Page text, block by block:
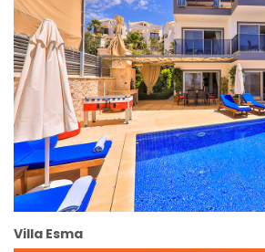
Rezervasyon
Villa Esma